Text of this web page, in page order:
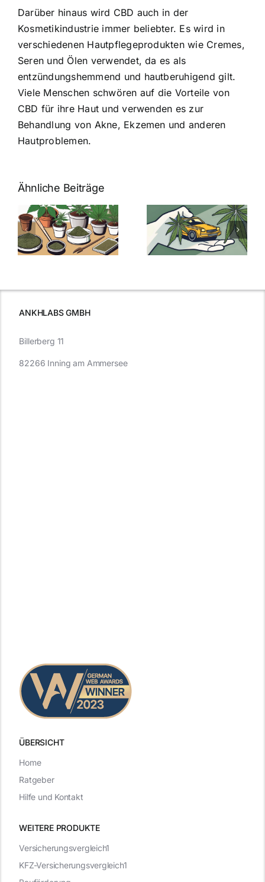
Darüber hinaus wird CBD auch in der
Kosmetikindustrie immer beliebter. Es wird in
verschiedenen Hautpflegeprodukten wie Cremes,
Seren und Ölen verwendet, da es als
entzündungshemmend und hautberuhigend gilt.
Viele Menschen schwören auf die Vorteile von
CBD für ihre Haut und verwenden es zur
Behandlung von Akne, Ekzemen und anderen
Hautproblemen.
Ähnliche Beiträge
Neue THC-
Grenzwert-
Regelung:
Was Sie über
Cannabis und
müssen
Cannabis
Samen
kaufen: Alles
was Sie
ANKHLABS GMBH
ÜBERSICHT
WEITERE PRODUKTE
Billerberg 11
82266 Inning am Ammersee
Versicherungsvergleich1
KFZ-Versicherungsvergleich1
Home
Ratgeber
Hilfe und Kontakt